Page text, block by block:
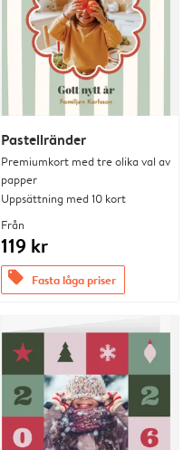
Pastellränder
Premiumkort med tre olika val av
papper
Uppsättning med 10 kort
Från
119 kr
offers Fasta låga priser